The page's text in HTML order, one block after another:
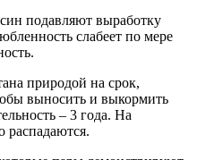
подавляют выработку
слабеет по мере
природой на срок,
выносить и выкормить
– 3 года. На
распадаются.